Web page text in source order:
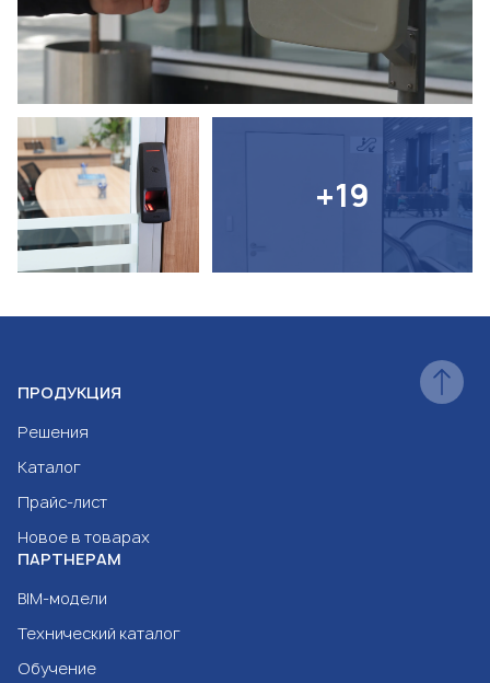
+19
ПРОДУКЦИЯ
Решения
Каталог
Прайс-лист
Новое в товарах
ПАРТНЕРАМ
BIM-модели
Технический каталог
Обучение